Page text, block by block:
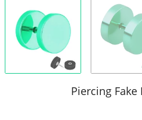
Piercing Fake